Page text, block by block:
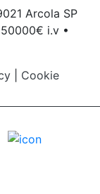
Arcola SP
i.v •
Cookie